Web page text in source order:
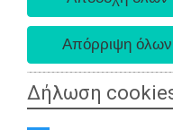
Δήλωση
ΠΟΛΙΤΙΚΗ
ΤΟΠΙΚΗ
ΟΙΚΟΝΟΜΙΑ